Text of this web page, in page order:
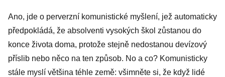
Ano, jde o perverzní komunistické myšlení, jež automaticky
předpokládá, že absolventi vysokých škol zůstanou do
konce života doma, protože stejně nedostanou devízový
příslib nebo něco na ten způsob. No a co? Komunisticky
stále myslí většina téhle země: všimněte si, že když lidé